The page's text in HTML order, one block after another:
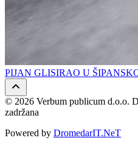
PIJAN GLISIRAO U
© 2026 Verbum publicum d.o.o.
zadržana
Powered by DromedarIT.NeT